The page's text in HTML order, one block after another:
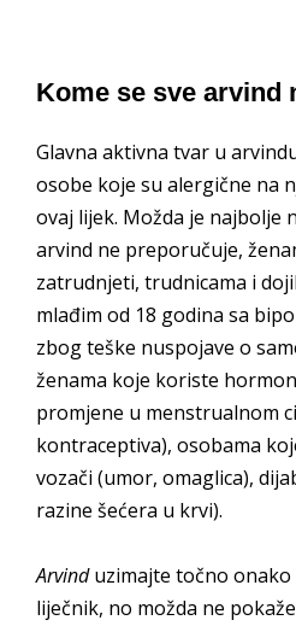
Kome se sve arvind
Glavna aktivna tvar u
osobe koje su alergične na
ovaj lijek. Možda je najbolje
arvind ne preporučuje,
zatrudnjeti, trudnicama i
mlađim od 18 godina sa
zbog teške nuspojave o
ženama koje koriste
promjene u menstrualnom
kontraceptiva), osobama
vozači (umor, omaglica),
razine šećera u krvi).
Arvinduzimajte točno onako
liječnik, no možda ne